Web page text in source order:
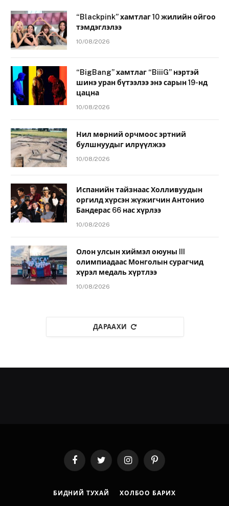
“Blackpink” хамтлаг 10 жилийн ойгоо
тэмдэглэлээ
10/08/2026
“BigBang” хамтлаг “BiiiG” нэртэй
шинэ уран бүтээлээ энэ сарын 19-нд
цацна
10/08/2026
Нил мөрний орчмоос эртний
булшнуудыг илрүүлжээ
10/08/2026
Испанийн тайзнаас Холливуудын
оргилд хүрсэн жүжигчин Антонио
Бандерас 66 нас хүрлээ
10/08/2026
Олон улсын хиймэл оюуны III
олимпиадаас Монголын сурагчид
хүрэл медаль хүртлээ
10/08/2026
ДАРААХИ
FacebookTwitter InstagramPinterest
БИДНИЙ ТУХАЙ ХОЛБОО БАРИХ